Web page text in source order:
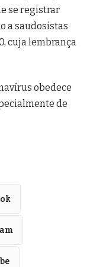
se registrar
a saudosistas
cuja lembrança
obedece
de